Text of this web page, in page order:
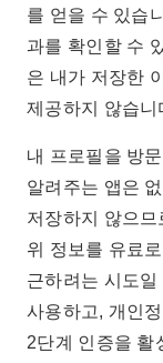
를 얻을 수 있습
과를 확인할 수
은 내가 저장한
제공하지 않습니
내 프로필을 방
알려주는 앱은
저장하지 않으
위 정보를 유료
근하려는 시도
사용하고, 개인
2단계 인증을 활